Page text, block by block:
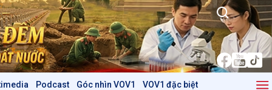
Podcast Góc nhìn VOV1 VOV1 đặc biệt